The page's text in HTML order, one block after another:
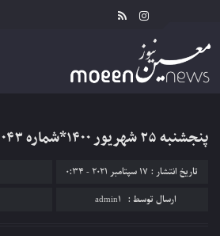
پنجشنبه ۲۵ شهریور ۱۴۰۰*شماره ۶۰۴۳
تاریخ انتشار : 17 سپتامبر 2021 - 0:34
ارسال توسط : admin1